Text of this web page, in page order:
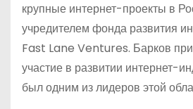
крупные интернет-проекты в
учредителем фонда развития
Fast Lane Ventures. Барков
участие в развитии интернет-
был одним из лидеров этой